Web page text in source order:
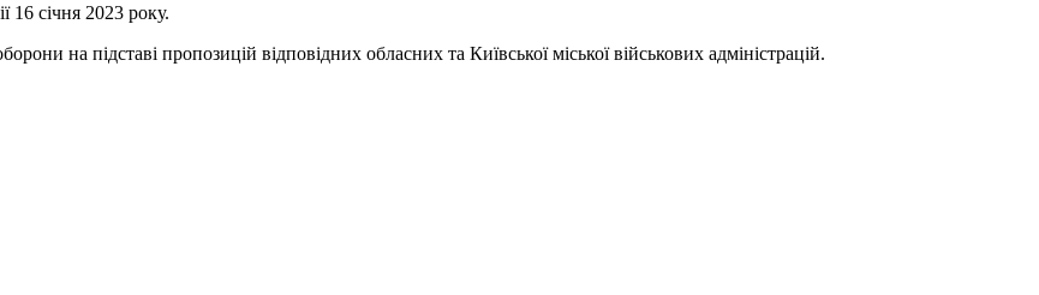
16 січня 2023 року.
на підставі пропозицій відповідних обласних та Київської міської військових адміністрацій.